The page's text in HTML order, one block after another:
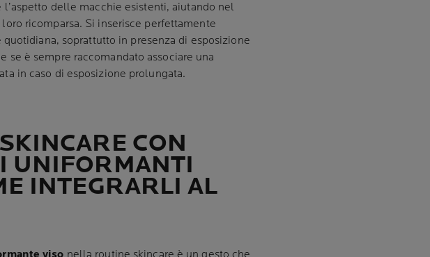
delle macchie esistenti, aiutando nel
ricomparsa. Si inserisce perfettamente
soprattutto in presenza di esposizione
se è sempre raccomandato associare una
in caso di esposizione prolungata.
CON
UNIFORMANTI
INTEGRARLI AL